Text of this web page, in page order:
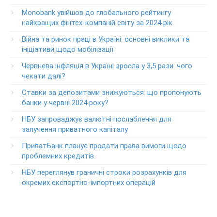
клиентов ПриватБанка
Колл центр: 3700
Круглосуточный телефон поддержки VIP­-клиентов
ПриватБанка
+38-056-716-12-12
+38-073-900-00-02
Круглосуточный телефон поддержки владельцев карт
класса GOLD
0-800-504-707
Круглосуточный телефон поддержки обслуживания
0-800-500-030
0-800-500-804
Monobank увійшов до глобального рейтингу
найкращих фінтех-компаній світу за 2024 рік
Війна та ринок праці в Україні: основні виклики та
ініціативи щодо мобілізації
Червнева інфляція в Україні зросла у 3,5 рази: чого
чекати далі?
Ставки за депозитами знижуються: що пропонують
банки у червні 2024 року?
НБУ запроваджує валютні послаблення для
залучення приватного капіталу
ПриватБанк планує продати права вимоги щодо
проблемних кредитів
НБУ переглянув граничні строки розрахунків для
окремих експортно-імпортних операцій